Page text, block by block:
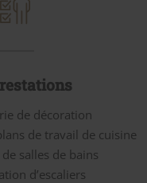
de décoration
de travail de cuisine
salles de bains
d’escaliers